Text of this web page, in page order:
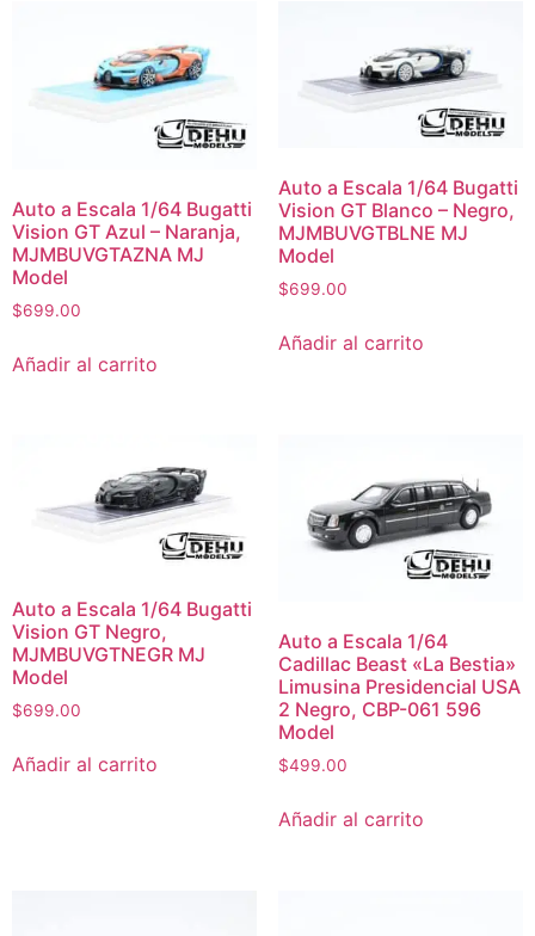
Auto a Escala 1/64 Bugatti
Vision GT Azul – Naranja,
MJMBUVGTAZNA MJ
Model
$699.00
Añadir al carrito
Auto a Escala 1/64 Bugatti
Vision GT Blanco – Negro,
MJMBUVGTBLNE MJ
Model
$699.00
Añadir al carrito
Auto a Escala 1/64 Bugatti
Vision GT Negro,
MJMBUVGTNEGR MJ
Model
$699.00
Añadir al carrito
Auto a Escala 1/64
Cadillac Beast «La Bestia»
Limusina Presidencial USA
2 Negro, CBP-061 596
Model
$499.00
Añadir al carrito